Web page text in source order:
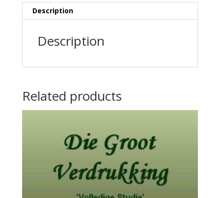
Description
Description
Related products